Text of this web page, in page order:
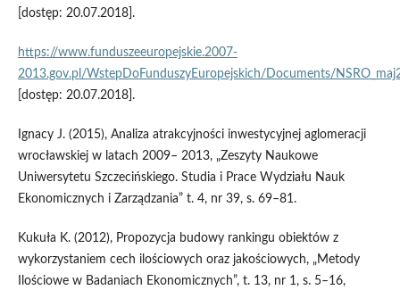
[dostęp: 20.07.2018].
https://www.funduszeeuropejskie.2007-
2013.gov.pl/WstepDoFunduszyEuropejskich/Documents/
[dostęp: 20.07.2018].
Ignacy J. (2015), Analiza atrakcyjności inwestycyjnej aglomeracji
wrocławskiej w latach 2009– 2013, „Zeszyty Naukowe
Uniwersytetu Szczecińskiego. Studia i Prace Wydziału Nauk
Ekonomicznych i Zarządzania” t. 4, nr 39, s. 69–81.
Kukuła K. (2012), Propozycja budowy rankingu obiektów z
wykorzystaniem cech ilościowych oraz jakościowych, „Metody
Ilościowe w Badaniach Ekonomicznych”, t. 13, nr 1, s. 5–16,